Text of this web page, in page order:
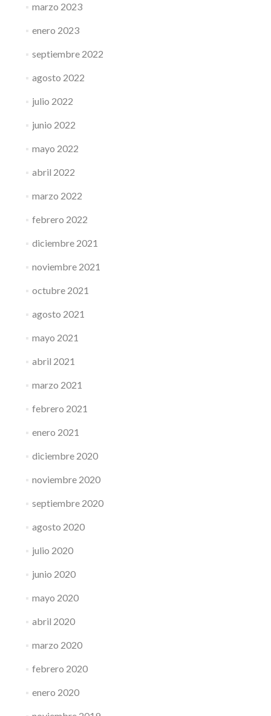
marzo 2023
enero 2023
septiembre 2022
agosto 2022
julio 2022
junio 2022
mayo 2022
abril 2022
marzo 2022
febrero 2022
diciembre 2021
noviembre 2021
octubre 2021
agosto 2021
mayo 2021
abril 2021
marzo 2021
febrero 2021
enero 2021
diciembre 2020
noviembre 2020
septiembre 2020
agosto 2020
julio 2020
junio 2020
mayo 2020
abril 2020
marzo 2020
febrero 2020
enero 2020